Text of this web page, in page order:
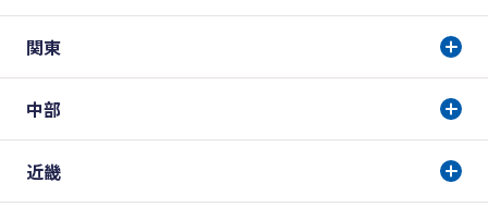
関東
中部
近畿